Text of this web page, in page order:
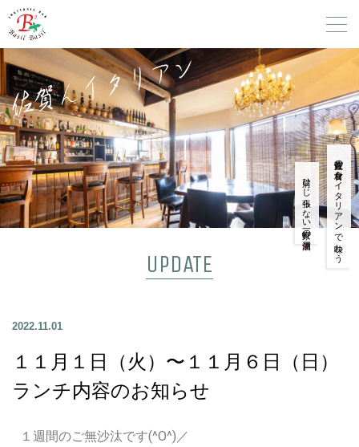
佐賀産の食材をイタリアンで味わう
肩ひじ張らない一軒家の
UPDATE
2022.11.01
１１月１日（火）〜１１月６日（日）
ランチ内容のお知らせ
１週間のご無沙汰です(^O^)／